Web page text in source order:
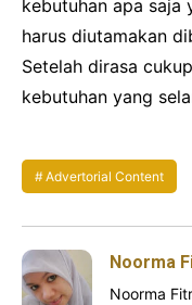
kebutuhan apa saja
harus diutamakan
Setelah dirasa
kebutuhan yang
Advertorial Content
Noorma
Noorma